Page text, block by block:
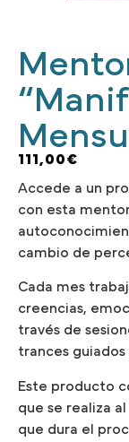
111,00€
Accede a un
con esta
cambio de
Cada mes
creencias,
través de
trances
Este producto
que se realiza
que dura el